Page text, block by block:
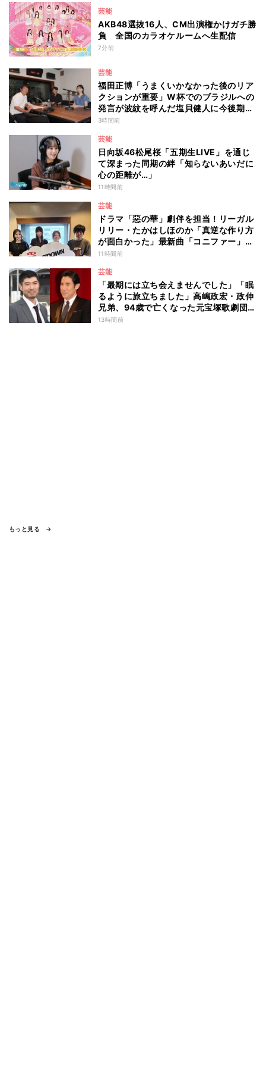
芸能
AKB48選抜16人、CM出演権かけガチ勝
負 全国のカラオケルームへ生配信
7分前
芸能
福田正博「うまくいかなかった後のリア
クションが重要」W杯でのブラジルへの
発言が波紋を呼んだ塩貝健人に今後期待
することは？
3時間前
芸能
日向坂46松尾桜「五期生LIVE」を通じ
て深まった同期の絆「知らないあいだに
心の距離が…」
11時間前
芸能
ドラマ「惡の華」劇伴を担当！リーガル
リリー・たかはしほのか「真逆な作り方
が面白かった」最新曲「コニファー」制
作秘話も
11時間前
芸能
「最期には立ち会えませんでした」「眠
るように旅立ちました」高嶋政宏・政伸
兄弟、94歳で亡くなった元宝塚歌劇団ト
ップスターの母・寿美花代を追悼 ここ
13時間前
もっと見る